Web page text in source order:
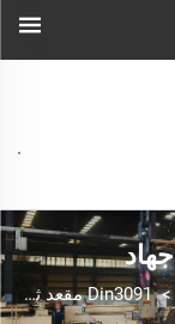
>Din3091 مقعد ثقيل الاجهاد